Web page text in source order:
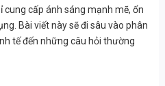
cấp ánh sáng mạnh mẽ, ổn
Bài viết này sẽ đi sâu vào phân
tế đến những câu hỏi thường